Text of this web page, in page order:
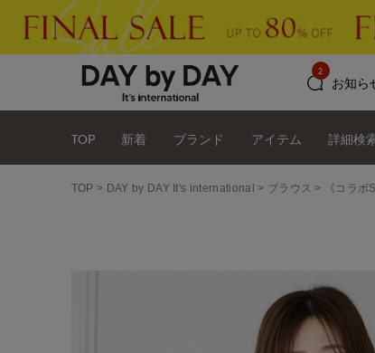
お知ら
2
TOP 新着 ブランド アイテム 詳細検
TOP DAY by DAY It's international ブラウス 《コラ